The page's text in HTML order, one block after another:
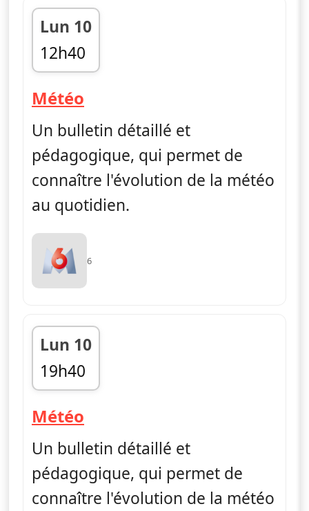
Lun 10
12h40
fin 12h45
Météo
Un bulletin détaillé et
pédagogique, qui permet de
connaître l'évolution de la météo
au quotidien.
6
Lun 10
19h40
fin 19h45
Météo
Un bulletin détaillé et
pédagogique, qui permet de
connaître l'évolution de la météo